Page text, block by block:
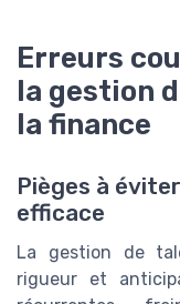
Erreurs
la gestion
la finance
Pièges à
efficace
La gestion de
rigueur et